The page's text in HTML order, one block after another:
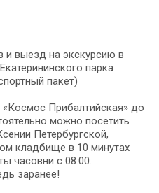
и выезд на экскурсию в
парка
пакет)
Прибалтийская» до
можно посетить
Петербургской,
кладбище в 10 минутах
часовни с 08:00.
заранее!